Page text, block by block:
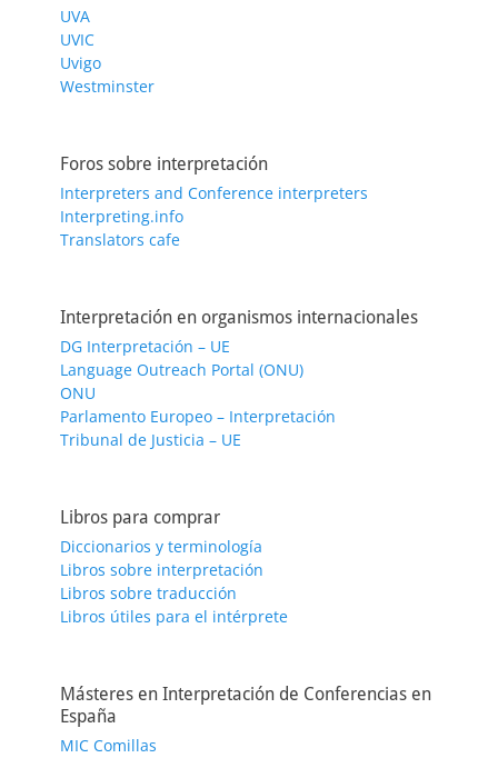
UVA
UVIC
Uvigo
Westminster
Foros sobre interpretación
Interpreters and Conference interpreters
Interpreting.info
Translators cafe
Interpretación en organismos internacionales
DG Interpretación – UE
Language Outreach Portal (ONU)
ONU
Parlamento Europeo – Interpretación
Tribunal de Justicia – UE
Libros para comprar
Diccionarios y terminología
Libros sobre interpretación
Libros sobre traducción
Libros útiles para el intérprete
Másteres en Interpretación de Conferencias en
España
MIC Comillas